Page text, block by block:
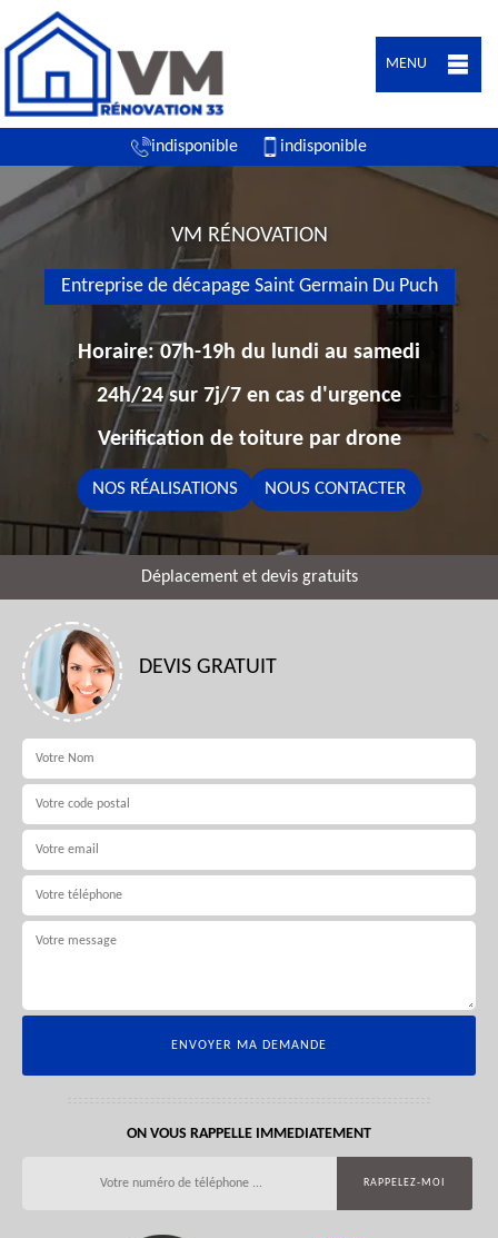
MENU
indisponible indisponible
VM RÉNOVATION
Entreprise de décapage Saint Germain Du Puch
Horaire: 07h-19h du lundi au samedi
24h/24 sur 7j/7 en cas d'urgence
Verification de toiture par drone
NOS RÉALISATIONS NOUS CONTACTER
Déplacement et devis gratuits
DEVIS GRATUIT
ON VOUS RAPPELLE IMMEDIATEMENT